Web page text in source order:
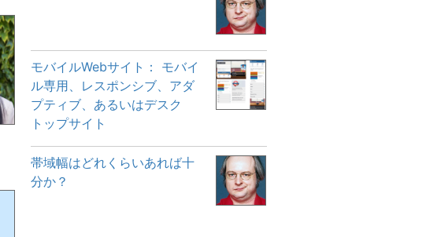
モバイルWebサイト： モバイ
ル専用、レスポンシブ、アダ
プティブ、あるいはデスク
トップサイト
帯域幅はどれくらいあれば十
分か？